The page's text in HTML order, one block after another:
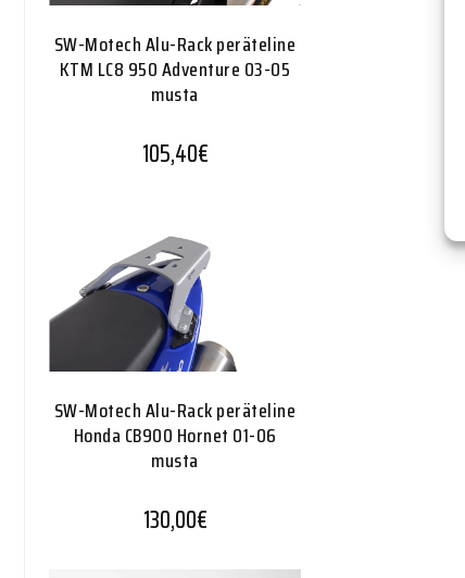
SW-Motech Alu-Rack peräteline
KTM LC8 950 Adventure 03-05
musta
105,40€
SW-Motech Alu-Rack peräteline
Honda CB900 Hornet 01-06
musta
130,00€